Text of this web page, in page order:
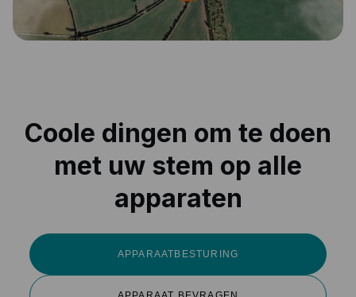
Coole dingen om te doen
met uw stem op alle
apparaten
APPARAATBESTURING